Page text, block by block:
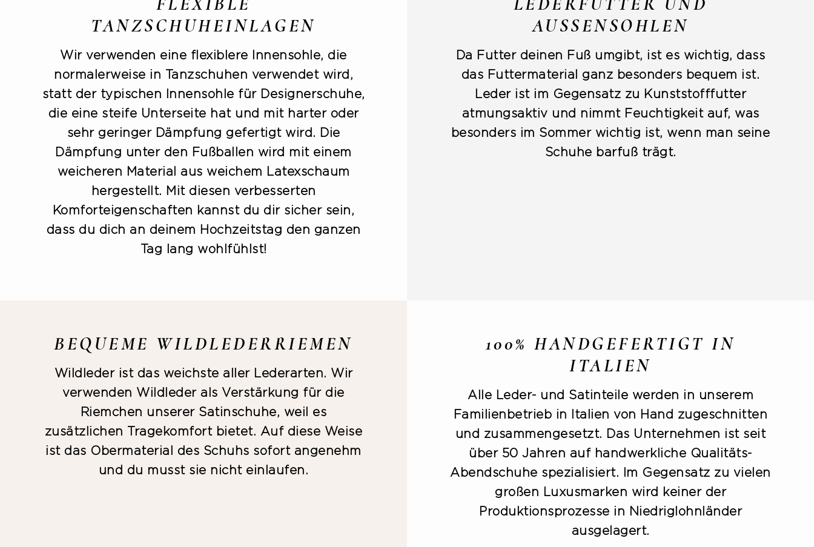
TANZSCHUHEINLAGEN
Wir verwenden eine flexiblere Innensohle, die
normalerweise in Tanzschuhen verwendet wird,
statt der typischen Innensohle für Designerschuhe,
die eine steife Unterseite hat und mit harter oder
sehr geringer Dämpfung gefertigt wird. Die
Dämpfung unter den Fußballen wird mit einem
weicheren Material aus weichem Latexschaum
hergestellt. Mit diesen verbesserten
Komforteigenschaften kannst du dir sicher sein,
dass du dich an deinem Hochzeitstag den ganzen
Tag lang wohlfühlst!
AUSSENSOHLEN
Da Futter deinen Fuß umgibt, ist es wichtig, dass
das Futtermaterial ganz besonders bequem ist.
Leder ist im Gegensatz zu Kunststofffutter
atmungsaktiv und nimmt Feuchtigkeit auf, was
besonders im Sommer wichtig ist, wenn man seine
Schuhe barfuß trägt.
BEQUEME WILDLEDERRIEMEN
Wildleder ist das weichste aller Lederarten. Wir
verwenden Wildleder als Verstärkung für die
Riemchen unserer Satinschuhe, weil es
zusätzlichen Tragekomfort bietet. Auf diese Weise
ist das Obermaterial des Schuhs sofort angenehm
und du musst sie nicht einlaufen.
100% HANDGEFERTIGT IN
ITALIEN
Alle Leder- und Satinteile werden in unserem
Familienbetrieb in Italien von Hand zugeschnitten
und zusammengesetzt. Das Unternehmen ist seit
über 50 Jahren auf handwerkliche Qualitäts-
Abendschuhe spezialisiert. Im Gegensatz zu vielen
großen Luxusmarken wird keiner der
Produktionsprozesse in Niedriglohnländer
ausgelagert.